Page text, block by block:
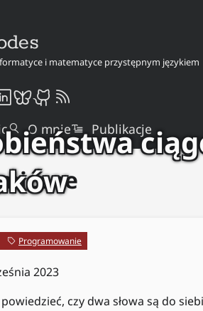
i matematyce przystępnym językiem
O mnie Publikacje
Programowanie
2023
czy dwa słowa są do